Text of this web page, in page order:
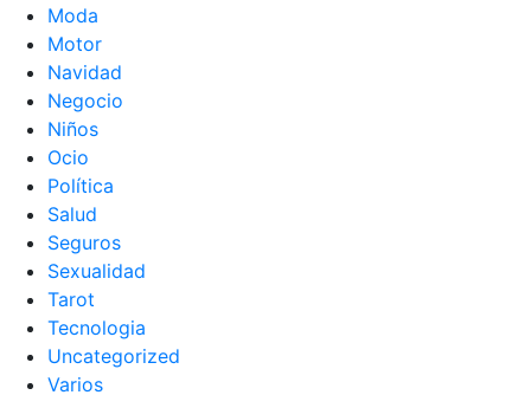
Moda
Motor
Navidad
Negocio
Niños
Ocio
Política
Salud
Seguros
Sexualidad
Tarot
Tecnologia
Uncategorized
Varios